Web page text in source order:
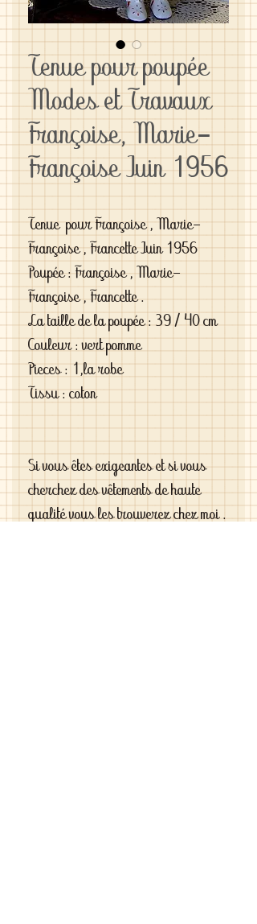
Tenue pour poupée
Modes et Travaux
Françoise, Marie-
Françoise Juin 1956
Tenue pour Françoise , Marie-
Françoise , Francette Juin 1956
Poupée : Françoise , Marie-
Françoise , Francette .
La taille de la poupée : 39 / 40 cm
Couleur : vert pomme
Pieces : 1,la robe
Tissu : coton
Si vous êtes exigeantes et si vous
cherchez des vêtements de haute
qualité vous les trouverez chez moi .